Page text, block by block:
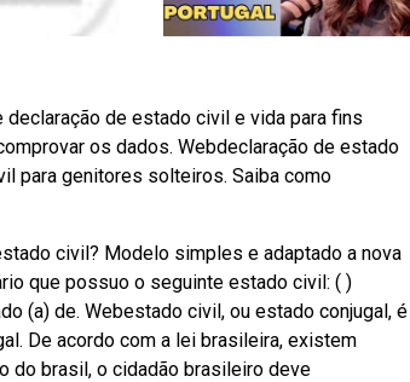
de estado civil e vida para fins
os dados. Webdeclaração de estado
para genitores solteiros. Saiba como
civil? Modelo simples e adaptado a nova
que possuo o seguinte estado civil: ( )
(a) de. Webestado civil, ou estado conjugal, é
De acordo com a lei brasileira, existem
do brasil, o cidadão brasileiro deve